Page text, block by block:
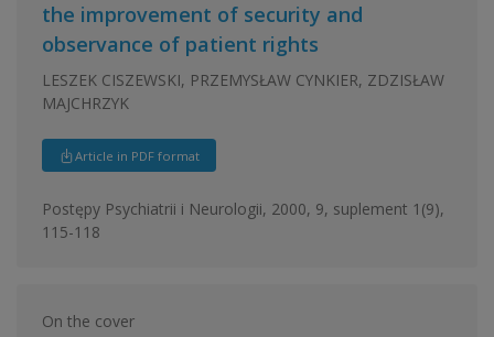
the improvement of security and
observance of patient rights
LESZEK CISZEWSKI, PRZEMYSŁAW CYNKIER, ZDZISŁAW
MAJCHRZYK
Article in PDF format
Postępy Psychiatrii i Neurologii, 2000, 9, suplement 1(9),
115-118
On the cover